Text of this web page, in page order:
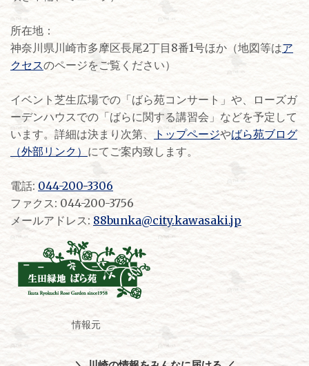
所在地：
神奈川県川崎市多摩区長尾2丁目8番1号ほか（地図等はア
クセスのページをご覧ください）
イベント芝生広場での「ばら苑コンサート」や、ローズガ
ーデンハウスでの「ばらに関する講習会」などを予定して
います。詳細は決まり次第、
トップページやばら苑ブログ
（外部リンク） にてご案内致します。
電話: 044-200-3306
ファクス: 044-200-3756
メールアドレス: 88bunka@city.kawasaki.jp
情報元